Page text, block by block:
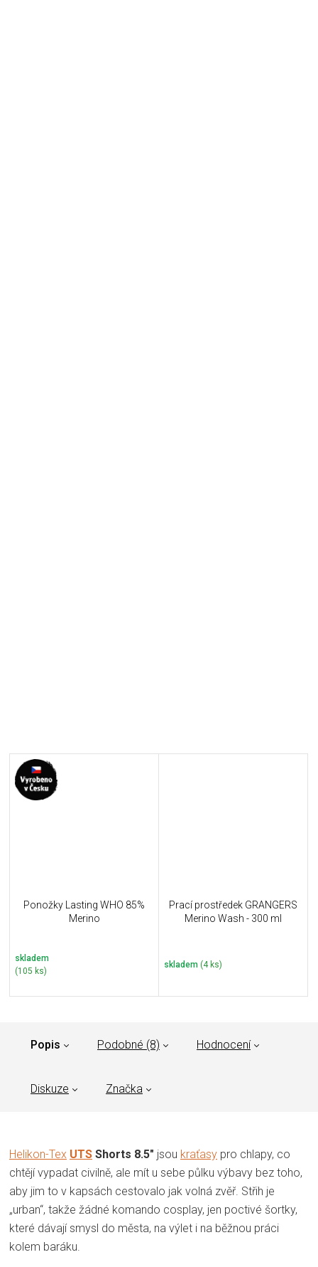
Ponožky Lasting WHO 85%
Merino
skladem
(105 ks)
Prací prostředek GRANGERS
Merino Wash - 300 ml
skladem (4 ks)
Popis Podobné (8) Hodnocení
Diskuze Značka
Helikon-Tex UTS Shorts 8.5" jsou kraťasy pro chlapy, co
chtějí vypadat civilně, ale mít u sebe půlku výbavy bez toho,
aby jim to v kapsách cestovalo jak volná zvěř. Střih je
„urban“, takže žádné komando cosplay, jen poctivé šortky,
které dávají smysl do města, na výlet i na běžnou práci
kolem baráku.